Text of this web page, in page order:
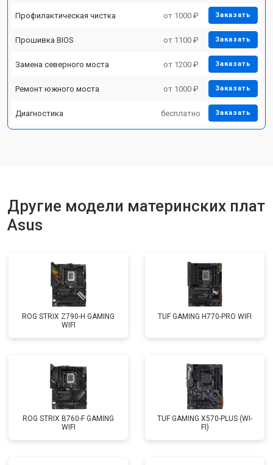
Профилактическая чистка от 1000 ₽ Заказать
Прошивка BIOS от 1100 ₽ Заказать
Замена северного моста от 1200 ₽ Заказать
Ремонт южного моста от 1000 ₽ Заказать
Диагностика бесплатно Заказать
Другие модели материнских плат
Asus
ROG STRIX Z790-H GAMING
WIFI
TUF GAMING H770-PRO WIFI
ROG STRIX B760-F GAMING
WIFI
TUF GAMING X570-PLUS (WI-
FI)